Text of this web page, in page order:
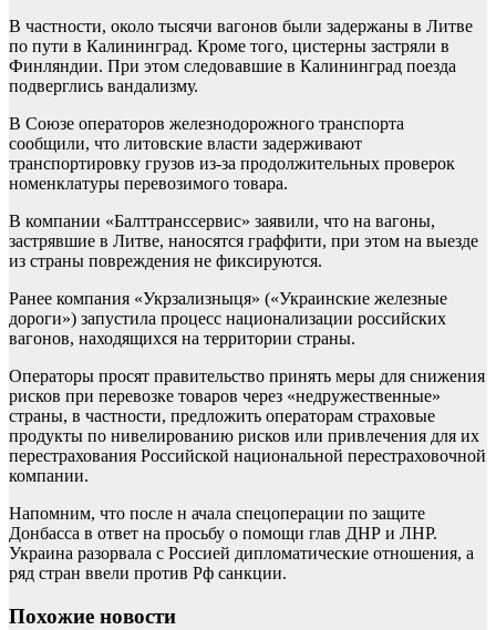
В частности, около тысячи вагонов были задержаны в Литве
по пути в Калининград. Кроме того, цистерны застряли в
Финляндии. При этом следовавшие в Калининград поезда
подверглись вандализму.
В Союзе операторов железнодорожного транспорта
сообщили, что литовские власти задерживают
транспортировку грузов из-за продолжительных проверок
номенклатуры перевозимого товара.
В компании «Балттранссервис» заявили, что на вагоны,
застрявшие в Литве, наносятся граффити, при этом на выезде
из страны повреждения не фиксируются.
Ранее компания «Укрзализныця» («Украинские железные
дороги») запустила процесс национализации российских
вагонов, находящихся на территории страны.
Операторы просят правительство принять меры для снижения
рисков при перевозке товаров через «недружественные»
страны, в частности, предложить операторам страховые
продукты по нивелированию рисков или привлечения для их
перестрахования Российской национальной перестраховочной
компании.
Напомним, что после н ачала спецоперации по защите
Донбасса в ответ на просьбу о помощи глав ДНР и ЛНР.
Украина разорвала с Россией дипломатические отношения, а
ряд стран ввели против Рф санкции.
Похожие новости